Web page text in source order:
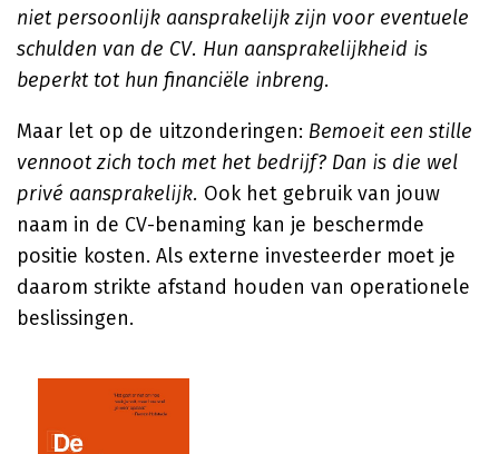
niet persoonlijk aansprakelijk zijn voor eventuele
schulden van de CV. Hun aansprakelijkheid is
beperkt tot hun financiële inbreng.
Maar let op de uitzonderingen: Bemoeit een stille
vennoot zich toch met het bedrijf? Dan is die wel
privé aansprakelijk. Ook het gebruik van jouw
naam in de CV-benaming kan je beschermde
positie kosten. Als externe investeerder moet je
daarom strikte afstand houden van operationele
beslissingen.